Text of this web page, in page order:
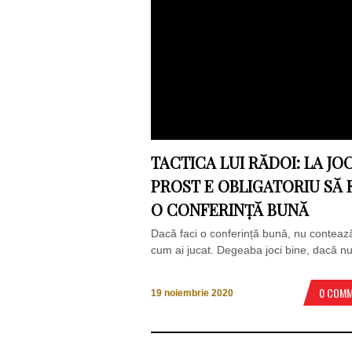
TACTICA LUI RĂDOI: LA
PROST E OBLIGATORIU SĂ
O CONFERINȚĂ BUNĂ
Dacă faci o conferință bună, nu
cum ai jucat. Degeaba joci bine, dacă nu
19 noiembrie 2020 0